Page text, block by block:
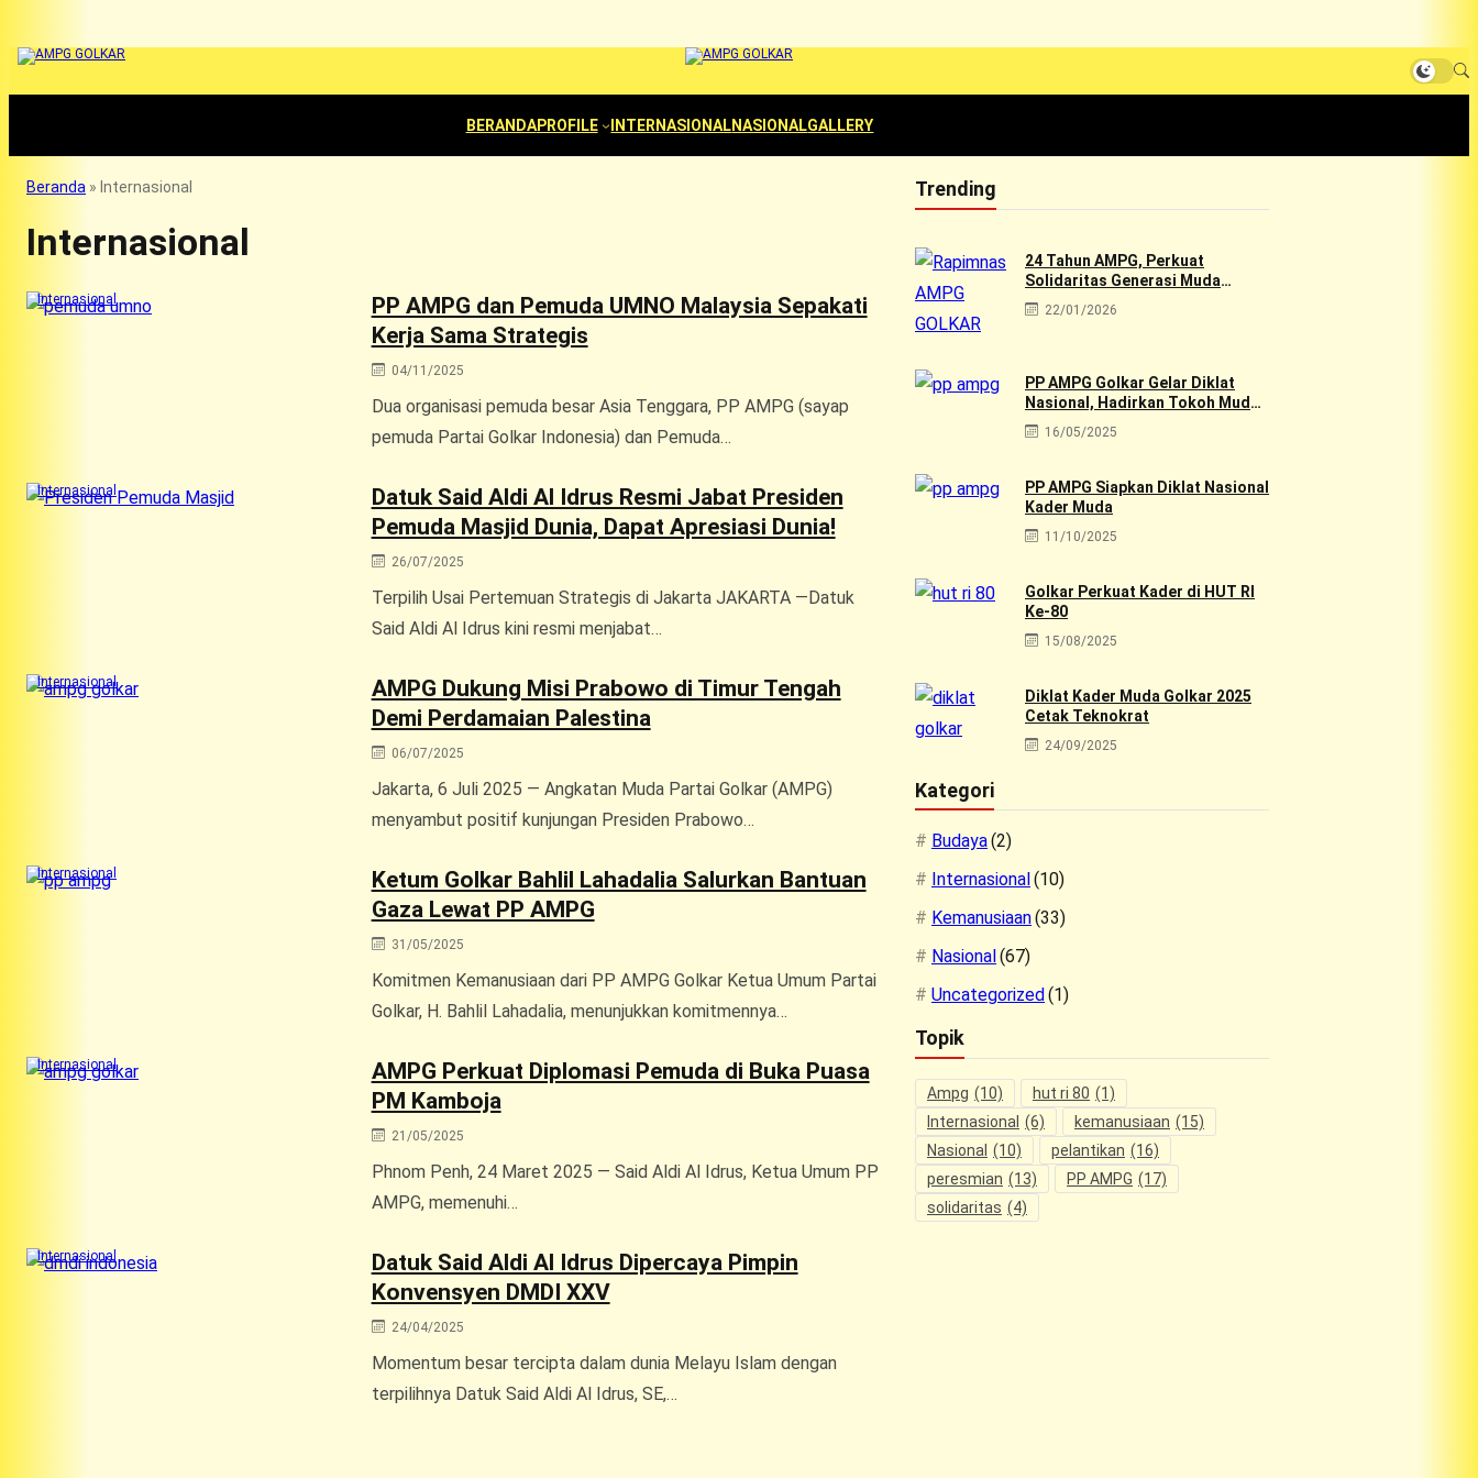
BERANDAPROFILE INTERNASIONALNASIONALGALLERY
Beranda » Internasional
Internasional
Internasional
PP AMPG dan Pemuda UMNO Malaysia Sepakati
Kerja Sama Strategis
04/11/2025
Dua organisasi pemuda besar Asia Tenggara, PP AMPG (sayap
pemuda Partai Golkar Indonesia) dan Pemuda…
Internasional
Datuk Said Aldi Al Idrus Resmi Jabat Presiden
Pemuda Masjid Dunia, Dapat Apresiasi Dunia!
26/07/2025
Terpilih Usai Pertemuan Strategis di Jakarta JAKARTA —Datuk
Said Aldi Al Idrus kini resmi menjabat…
Internasional
AMPG Dukung Misi Prabowo di Timur Tengah
Demi Perdamaian Palestina
06/07/2025
Jakarta, 6 Juli 2025 — Angkatan Muda Partai Golkar (AMPG)
menyambut positif kunjungan Presiden Prabowo…
Internasional
Ketum Golkar Bahlil Lahadalia Salurkan Bantuan
Gaza Lewat PP AMPG
31/05/2025
Komitmen Kemanusiaan dari PP AMPG Golkar Ketua Umum Partai
Golkar, H. Bahlil Lahadalia, menunjukkan komitmennya…
Internasional
AMPG Perkuat Diplomasi Pemuda di Buka Puasa
PM Kamboja
21/05/2025
Phnom Penh, 24 Maret 2025 — Said Aldi Al Idrus, Ketua Umum PP
AMPG, memenuhi…
Internasional
Datuk Said Aldi Al Idrus Dipercaya Pimpin
Konvensyen DMDI XXV
24/04/2025
Momentum besar tercipta dalam dunia Melayu Islam dengan
terpilihnya Datuk Said Aldi Al Idrus, SE,…
Trending
24 Tahun AMPG, Perkuat
Solidaritas Generasi Muda
Golkar Lewat Rapimnas 2026 &
Aksi Sosial 10rb Dhuafa
22/01/2026
PP AMPG Golkar Gelar Diklat
Nasional, Hadirkan Tokoh Muda
Golkar
16/05/2025
PP AMPG Siapkan Diklat Nasional
Kader Muda
11/10/2025
Golkar Perkuat Kader di HUT RI
Ke-80
15/08/2025
Diklat Kader Muda Golkar 2025
Cetak Teknokrat
24/09/2025
Kategori
Budaya(2)
Internasional (10)
Kemanusiaan(33)
Nasional (67)
Uncategorized (1)
Topik
Ampg (10) hut ri 80 (1)
Internasional (6) kemanusiaan (15)
Nasional (10) pelantikan (16)
peresmian (13) PP AMPG (17)
solidaritas (4)